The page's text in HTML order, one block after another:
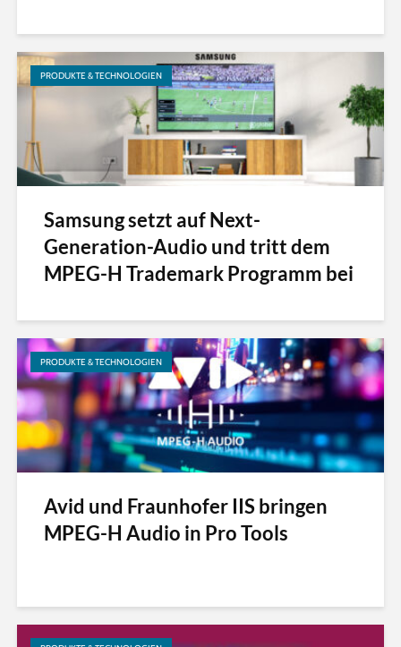
PRODUKTE & TECHNOLOGIEN
Samsung setzt auf Next-
Generation-Audio und tritt dem
MPEG-H Trademark Programm bei
PRODUKTE & TECHNOLOGIEN
Avid und Fraunhofer IIS bringen
MPEG-H Audio in Pro Tools